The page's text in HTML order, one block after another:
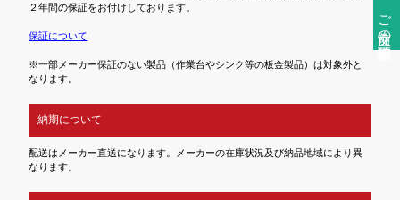
ご注文前の確認事項
２年間の保証をお付けしております。
保証について
※一部メーカー保証のない製品（作業台やシンク等の板金製品）は対象外と
なります。
納期について
配送はメーカー直送になります。メーカーの在庫状況及び納品地域により異
なります。